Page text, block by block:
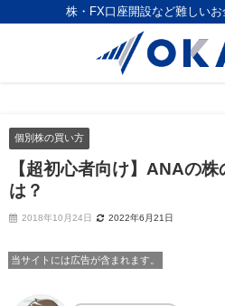
株・FX口座開設など難しいお
個別株の買い方
【超初心者向け】ANAの
は？
2018年10月24日 2022年6月21日
当サイトには広告が含まれます。